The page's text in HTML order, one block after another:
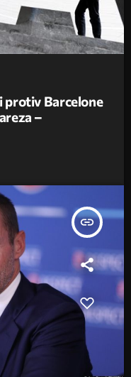
protiv Barcelone
–
insert_link